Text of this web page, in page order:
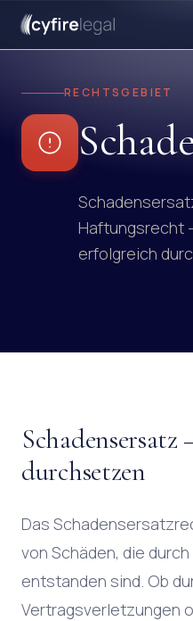
RECHTSGEBIET
Haftungsrecht
erfolgreich
durchsetzen
Das
von Schäden, die
entstanden sind. Ob
Vertragsverletzungen